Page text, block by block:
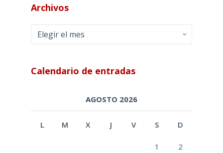
Archivos
Archivos
Calendario de entradas
AGOSTO 2026
L M X J V S D
1 2